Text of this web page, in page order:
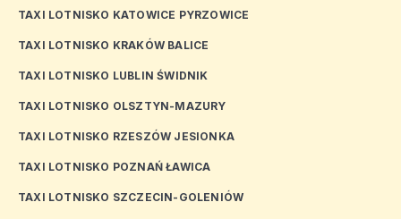
TAXI LOTNISKO KATOWICE PYRZOWICE
TAXI LOTNISKO KRAKÓW BALICE
TAXI LOTNISKO LUBLIN ŚWIDNIK
TAXI LOTNISKO OLSZTYN-MAZURY
TAXI LOTNISKO RZESZÓW JESIONKA
TAXI LOTNISKO POZNAŃ ŁAWICA
TAXI LOTNISKO SZCZECIN-GOLENIÓW